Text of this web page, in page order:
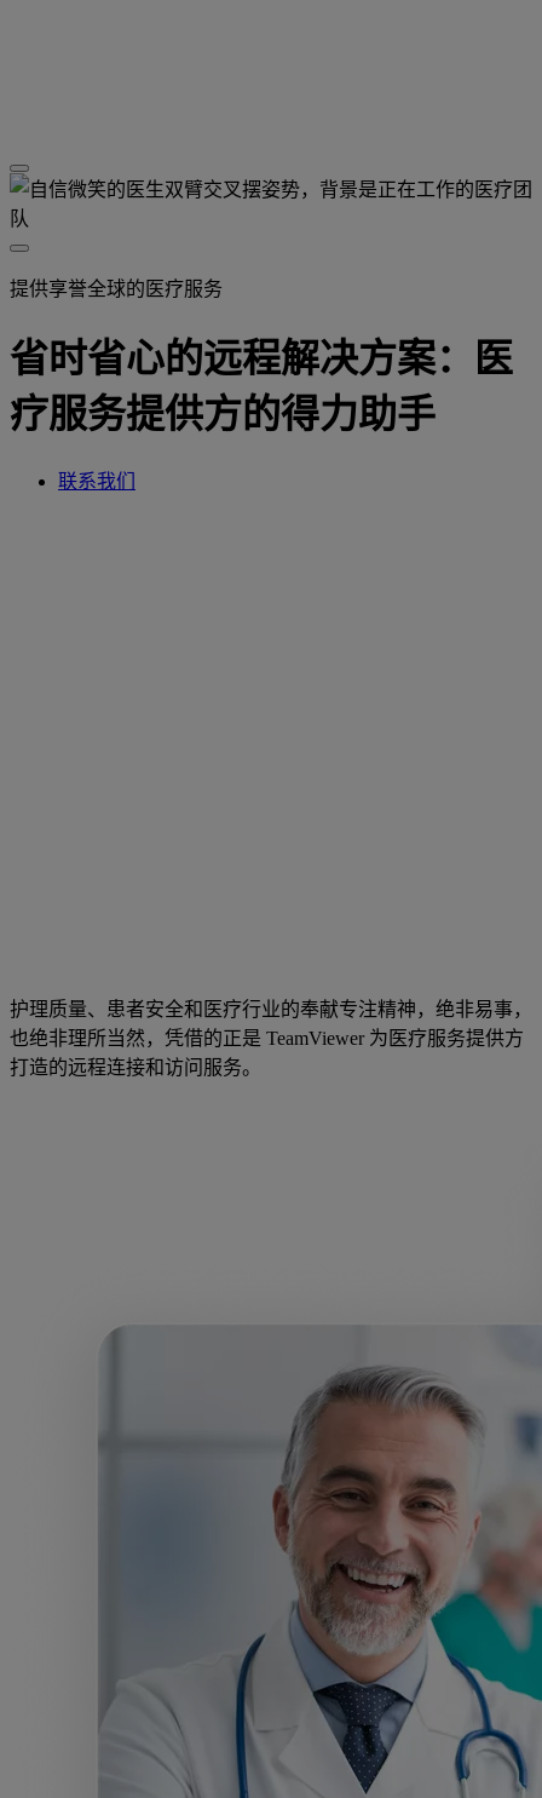
提供享誉全球的医疗服务
省时省心的远程解决方案：医
疗服务提供方的得力助手
联系我们
护理质量、患者安全和医疗行业的奉献专注精神，绝非易事，
也绝非理所当然，凭借的正是 TeamViewer 为医疗服务提供方
打造的远程连接和访问服务。